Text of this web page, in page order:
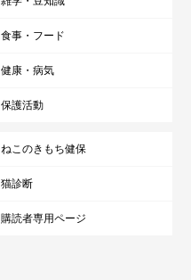
食事・フード
健康・病気
保護活動
ねこのきもち健保
猫診断
購読者専用ページ